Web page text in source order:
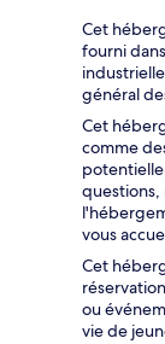
Cet
fourni
général
Cet
comme
questions,
vous
Cet
ou
vie de